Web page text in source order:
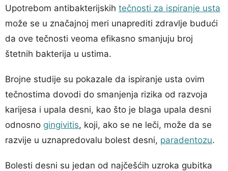
Upotrebom antibakterijskih tečnosti za ispiranje usta
može se u značajnoj meri unaprediti zdravlje budući
da ove tečnosti veoma efikasno smanjuju broj
štetnih bakterija u ustima.
Brojne studije su pokazale da ispiranje usta ovim
tečnostima dovodi do smanjenja rizika od razvoja
karijesa i upala desni, kao što je blaga upala desni
odnosno gingivitis, koji, ako se ne leči, može da se
razvije u uznapredovalu bolest desni, paradentozu.
Bolesti desni su jedan od najčešćih uzroka gubitka